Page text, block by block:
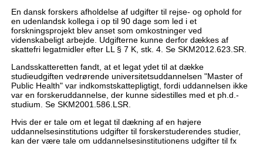
En dansk forskers afholdelse af udgifter til rejse- og ophold for
en udenlandsk kollega i op til 90 dage som led i et
forskningsprojekt blev anset som omkostninger ved
videnskabeligt arbejde. Udgifterne kunne derfor dækkes af
skattefri legatmidler efter LL § 7 K, stk. 4. Se SKM2012.623.SR.
Landsskatteretten fandt, at et legat ydet til at dække
studieudgiften vedrørende universitetsuddannelsen "Master of
Public Health" var indkomstskattepligtigt, fordi uddannelsen ikke
var en forskeruddannelse, der kunne sidestilles med et ph.d.-
studium. Se SKM2001.586.LSR.
Hvis der er tale om et legat til dækning af en højere
uddannelsesinstitutions udgifter til forskerstuderendes studier,
kan der være tale om uddannelsesinstitutionens udgifter til fx